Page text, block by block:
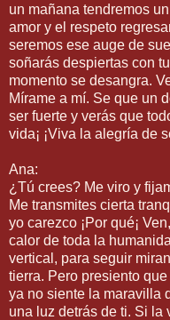
un mañana tendremos
amor y el respeto
seremos ese auge de
soñarás despiertas con
momento se desangra.
Mírame a mí. Se que un
ser fuerte y verás que
vida¡ ¡Viva la alegría de
Ana:
¿Tú crees? Me viro y
Me transmites cierta
yo carezco ¡Por qué¡
calor de toda la
vertical, para seguir
tierra. Pero presiento
ya no siente la maravilla
una luz detrás de ti. Si la